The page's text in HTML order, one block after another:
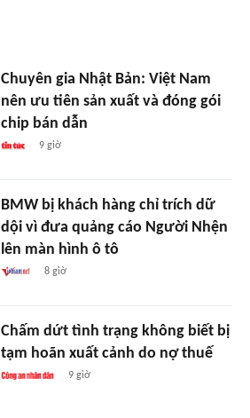
Chuyên gia Nhật Bản: Việt Nam
nên ưu tiên sản xuất và đóng gói
chip bán dẫn
9 giờ
BMW bị khách hàng chỉ trích dữ
dội vì đưa quảng cáo Người Nhện
lên màn hình ô tô
8 giờ
Chấm dứt tình trạng không biết bị
tạm hoãn xuất cảnh do nợ thuế
9 giờ